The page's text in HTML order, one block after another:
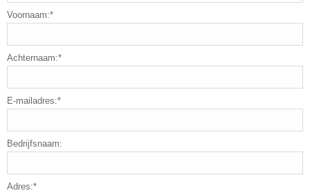
Voornaam:*
Achternaam:*
E-mailadres:*
Bedrijfsnaam:
Adres:*